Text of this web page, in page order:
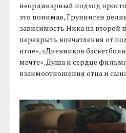
неординарный подход просто
это понимая, Грунинген
зависимость Ника на второй
перекрыть впечатления от
игле», «Дневников
мечте». Душа и сердце
взаимоотношения отца и